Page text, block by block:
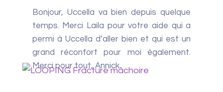
Bonjour, Uccella va bien depuis quelque
temps. Merci Laila pour votre aide qui a
permi à Uccella d’aller bien et qui est un
grand réconfort pour moi également.
Merci pour tout, Annick